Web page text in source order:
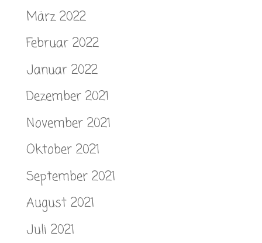
März 2022
Februar 2022
Januar 2022
Dezember 2021
November 2021
Oktober 2021
September 2021
August 2021
Juli 2021